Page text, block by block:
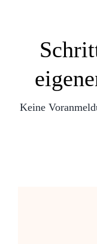
Keine